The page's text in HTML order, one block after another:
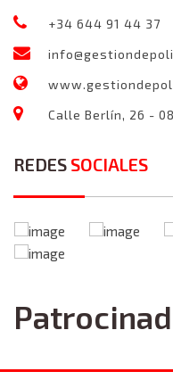
+34 644 91 44 37
Calle Berlín, 26 -
REDES SOCIALES